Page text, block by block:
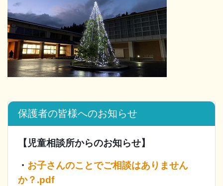
保護者の皆様へのお知らせ
【児童相談所からのお知らせ】
・ お子さんのことでご相談はありません
か？.pdf